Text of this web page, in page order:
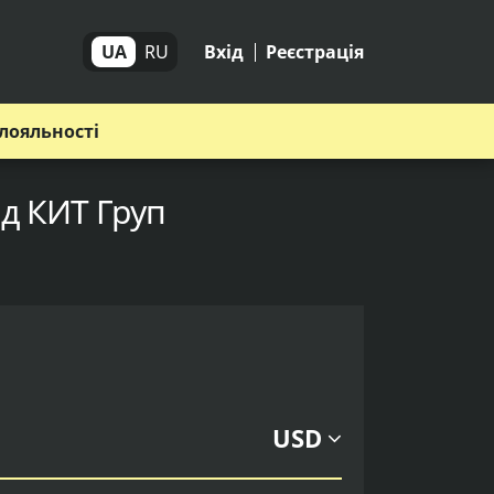
UA RU Вхід Реєстрація
КИТ Груп
USD